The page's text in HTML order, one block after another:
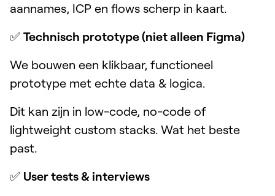
aannames, ICP en flows scherp in kaart.
✅ Technisch prototype (niet alleen Figma)
We bouwen een klikbaar, functioneel
prototype met echte data & logica.
Dit kan zijn in low-code, no-code of
lightweight custom stacks. Wat het beste
past.
✅ User tests & interviews